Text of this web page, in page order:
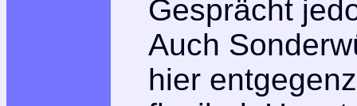
Gesprächt
Auch
hier